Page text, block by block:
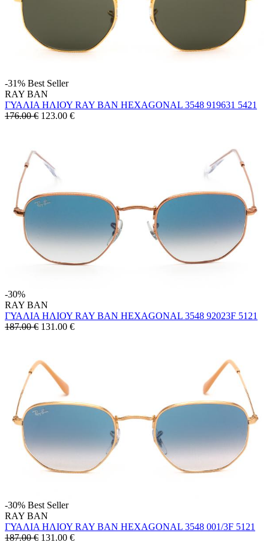
-31% Best Seller
RAY BAN
ΓΥΑΛΙΑ ΗΛΙΟΥ RAY BAN HEXAGONAL 3548 919631 5421
176.00 € 123.00 €
-30%
RAY BAN
ΓΥΑΛΙΑ ΗΛΙΟΥ RAY BAN HEXAGONAL 3548 92023F 5121
187.00 € 131.00 €
-30% Best Seller
RAY BAN
ΓΥΑΛΙΑ ΗΛΙΟΥ RAY BAN HEXAGONAL 3548 001/3F 5121
187.00 € 131.00 €